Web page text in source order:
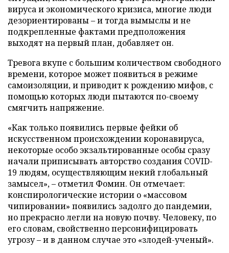
вируса и экономического кризиса, многие люди
дезориентированы – и тогда вымыслы и не
подкрепленные фактами предположения
выходят на первый план, добавляет он.
Тревога вкупе с большим количеством свободного
времени, которое может появиться в режиме
самоизоляции, и приводит к рождению мифов, с
помощью которых люди пытаются по-своему
смягчить напряжение.
«Как только появились первые фейки об
искусственном происхождении коронавируса,
некоторые особо экзальтированные особы сразу
начали приписывать авторство создания COVID-
19 людям, осуществляющим некий глобальный
замысел», – отметил Фомин. Он отмечает:
конспирологические истории о «массовом
чипировании» появились задолго до пандемии,
но прекрасно легли на новую почву. Человеку, по
его словам, свойственно персонифицировать
угрозу – и в данном случае это «злодей-ученый».